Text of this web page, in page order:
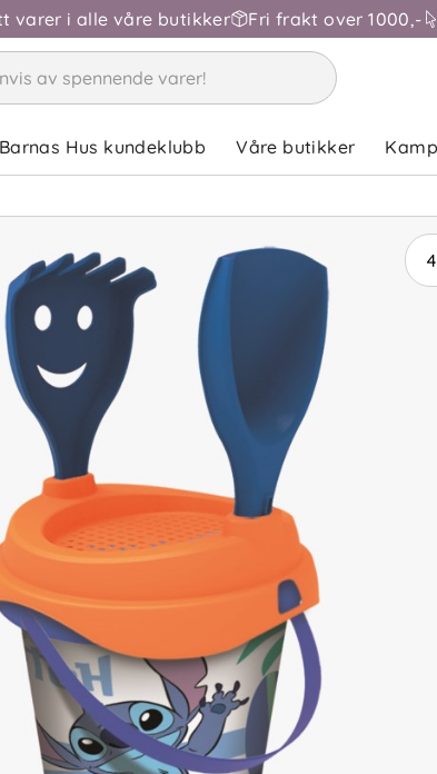
varer i alle våre butikker Fri frakt over 1000,-
Barnas Hus kundeklubb Våre butikker
4